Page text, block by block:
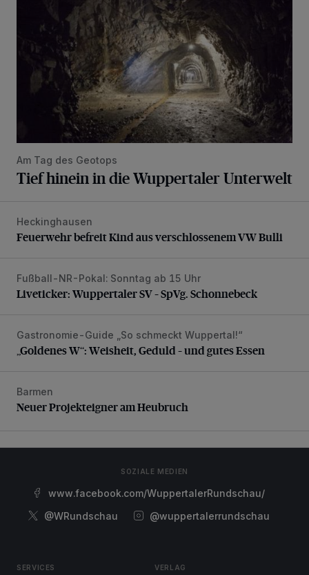
Am Tag des Geotops
Tief hinein in die Wuppertaler Unterwelt
Feuerwehr befreit Kind aus verschlossenem VW Bulli
Heckinghausen
Feuerwehr befreit Kind aus verschlossenem VW Bulli
Liveticker: Wuppertaler SV – SpVg. Schonnebeck
Fußball-NR-Pokal: Sonntag ab 15 Uhr
Liveticker: Wuppertaler SV – SpVg. Schonnebeck
„Goldenes W“: Weisheit, Geduld – und gutes Essen
Gastronomie-Guide „So schmeckt Wuppertal!“
„Goldenes W“: Weisheit, Geduld – und gutes Essen
Neuer Projekteigner am Heubruch
Barmen
Neuer Projekteigner am Heubruch
SOZIALE MEDIEN
www.facebook.com/WuppertalerRundschau/
@WRundschau
@wuppertalerrundschau
SERVICES VERLAG